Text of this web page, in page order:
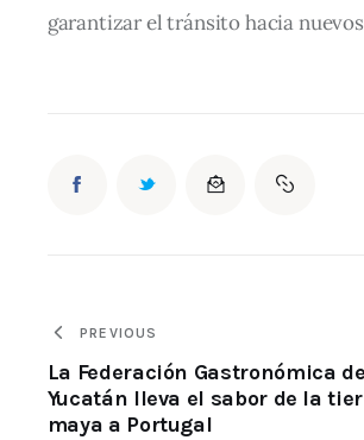
garantizar el tránsito hacia
PREVIOUS
La Federación Gastronómica de
Yucatán lleva el sabor de la
maya a Portugal